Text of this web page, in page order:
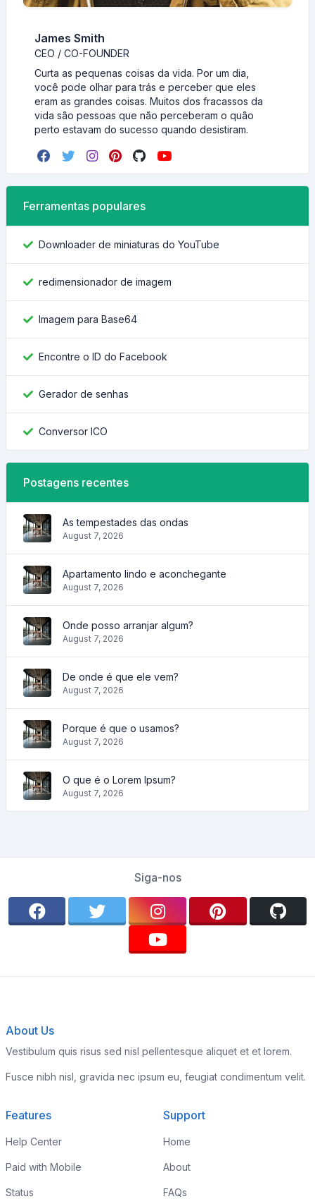
James Smith
CEO / CO-FOUNDER
Curta as pequenas coisas da vida. Por um dia,
você pode olhar para trás e perceber que eles
eram as grandes coisas. Muitos dos fracassos da
vida são pessoas que não perceberam o quão
perto estavam do sucesso quando desistiram.
Ferramentas populares
Downloader de miniaturas do YouTube
redimensionador de imagem
Imagem para Base64
Encontre o ID do Facebook
Gerador de senhas
Conversor ICO
Postagens recentes
As tempestades das ondas
August 7, 2026
Apartamento lindo e aconchegante
August 7, 2026
Onde posso arranjar algum?
August 7, 2026
De onde é que ele vem?
August 7, 2026
Porque é que o usamos?
August 7, 2026
O que é o Lorem Ipsum?
August 7, 2026
Siga-nos
About Us
Vestibulum quis risus sed nisl pellentesque aliquet et et lorem.
Fusce nibh nisl, gravida nec ipsum eu, feugiat condimentum velit.
Features
Help Center
Paid with Mobile
Status
Support
Home
About
FAQs